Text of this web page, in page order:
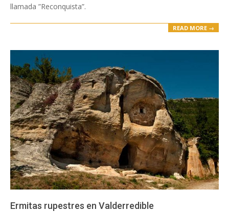
llamada ”Reconquista”.
READ MORE →
Ermitas rupestres en Valderredible